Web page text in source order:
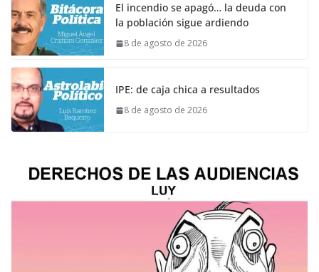
El incendio se apagó… la deuda con
la población sigue ardiendo
8 de agosto de 2026
IPE: de caja chica a resultados
8 de agosto de 2026